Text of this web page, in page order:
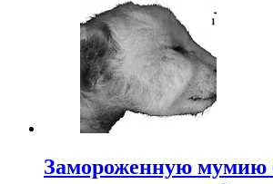
Замороженную мумию